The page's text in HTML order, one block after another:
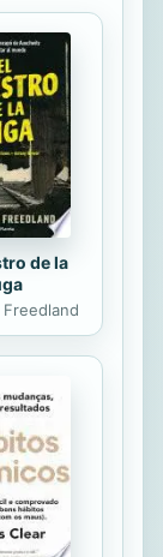
distintos
a los
el
todos
y
...
de la